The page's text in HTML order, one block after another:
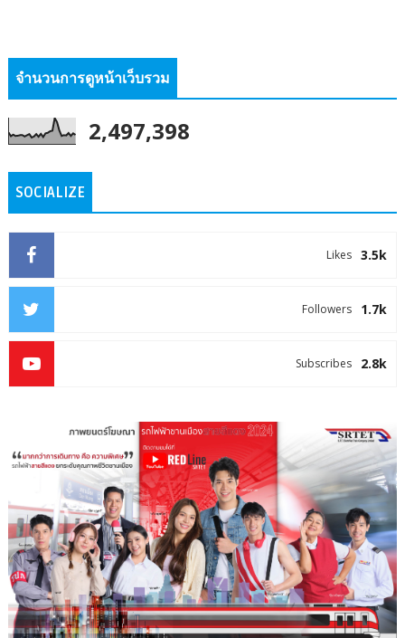
จำนวนการดูหน้าเว็บรวม
2,497,398
SOCIALIZE
3.5k
Likes
1.7k
Followers
2.8k
Subscribes